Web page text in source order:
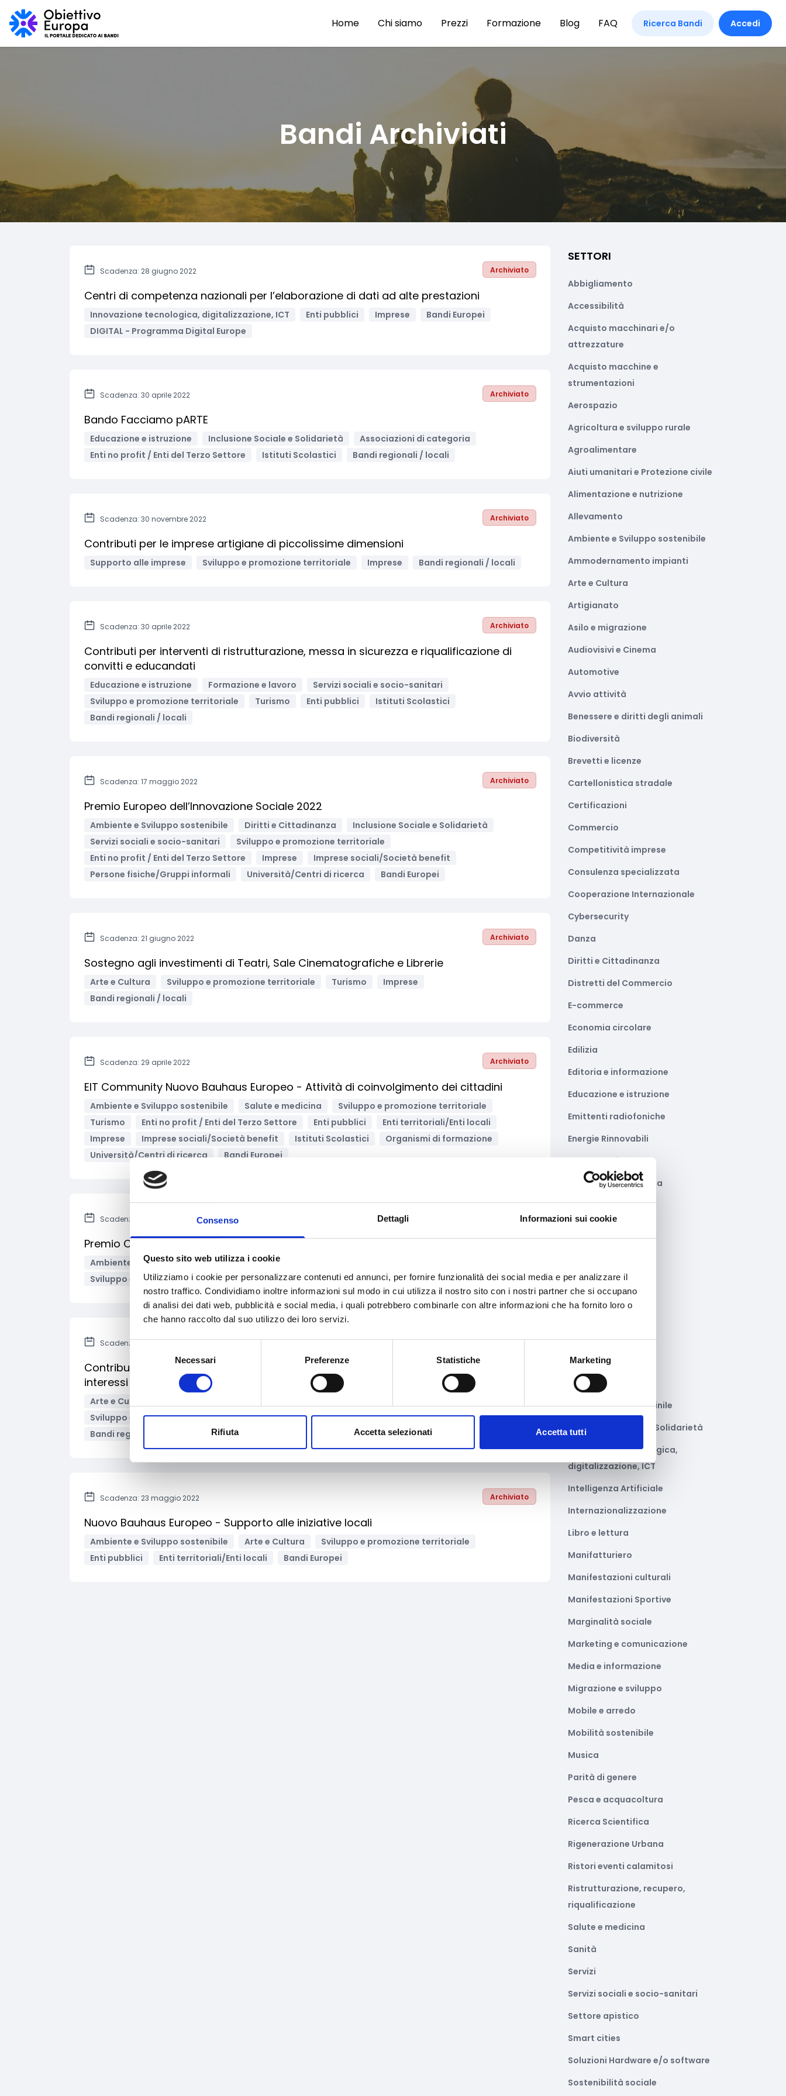
Consenso Dettagli Informazioni sui cookie
Questo sito web utilizza i cookie
Utilizziamo i cookie per personalizzare contenuti ed annunci, per fornire funzionalità dei social media e per analizzare il
nostro traffico. Condividiamo inoltre informazioni sul modo in cui utilizza il nostro sito con i nostri partner che si occupano
di analisi dei dati web, pubblicità e social media, i quali potrebbero combinarle con altre informazioni che ha fornito loro o
che hanno raccolto dal suo utilizzo dei loro servizi.
Selezione
Necessari Preferenze Statistiche Marketing
Rifiuta Accetta selezionati Accetta tutti
Home Chi siamo Prezzi Formazione Blog FAQ Ricerca Bandi Accedi
Bandi Archiviati
Scadenza: 28 giugno 2022 Archiviato
Centri di competenza nazionali per l’elaborazione di dati ad alte prestazioni
Innovazione tecnologica, digitalizzazione, ICT Enti pubblici Imprese
Bandi Europei
DIGITAL - Programma Digital Europe
Scadenza: 30 aprile 2022 Archiviato
Bando Facciamo pARTE
Educazione e istruzione Inclusione Sociale e Solidarietà
Associazioni di categoria
Enti no profit / Enti del Terzo Settore
Istituti Scolastici Bandi regionali / locali
Scadenza: 30 novembre 2022 Archiviato
Contributi per le imprese artigiane di piccolissime dimensioni
Supporto alle imprese Sviluppo e promozione territoriale Imprese Bandi regionali / locali
Scadenza: 30 aprile 2022 Archiviato
Contributi per interventi di ristrutturazione, messa in sicurezza e riqualificazione di
convitti e educandati
Educazione e istruzione Formazione e lavoro
Servizi sociali e socio-sanitari
Sviluppo e promozione territoriale
Turismo Enti pubblici
Istituti Scolastici
Bandi regionali / locali
Scadenza: 17 maggio 2022 Archiviato
Premio Europeo dell’Innovazione Sociale 2022
Ambiente e Sviluppo sostenibile Diritti e Cittadinanza
Inclusione Sociale e Solidarietà
Servizi sociali e socio-sanitari
Sviluppo e promozione territoriale
Enti no profit / Enti del Terzo Settore
Imprese
Imprese sociali/Società benefit
Persone fisiche/Gruppi informali
Università/Centri di ricerca Bandi Europei
Scadenza: 21 giugno 2022 Archiviato
Sostegno agli investimenti di Teatri, Sale Cinematografiche e Librerie
Arte e Cultura Sviluppo e promozione territoriale Turismo
Imprese
Bandi regionali / locali
Scadenza: 29 aprile 2022 Archiviato
EIT Community Nuovo Bauhaus Europeo - Attività di coinvolgimento dei cittadini
Ambiente e Sviluppo sostenibile Salute e medicina
Sviluppo e promozione territoriale
Turismo
Enti no profit / Enti del Terzo Settore Enti pubblici
Enti territoriali/Enti locali
Imprese
Imprese sociali/Società benefit Istituti Scolastici
Organismi di formazione
Università/Centri di ricerca
Bandi Europei
Scadenza: 1 giugno 2022 Archiviato
Premio Capitali Europee del Turismo Smart 2022
Ambiente e Sviluppo sostenibile Arte e Cultura
Sviluppo e promozione territoriale
Turismo Enti territoriali/Enti locali Bandi Europei
Scadenza: 30 aprile 2022 Archiviato
Contributi per associazioni di categoria e soggetti di diritto privato portatori di
interessi collettivi delle imprese delle province di Chieti e di Pescara
Arte e Cultura
Sviluppo e promozione territoriale
Turismo Associazioni di categoria
Imprese
Bandi regionali / locali
Scadenza: 23 maggio 2022 Archiviato
Nuovo Bauhaus Europeo - Supporto alle iniziative locali
Ambiente e Sviluppo sostenibile Arte e Cultura
Sviluppo e promozione territoriale
Enti pubblici
Enti territoriali/Enti locali Bandi Europei
SETTORI
Abbigliamento
Accessibilità
Acquisto macchinari e/o
attrezzature
Acquisto macchine e
strumentazioni
Aerospazio
Agricoltura e sviluppo rurale
Agroalimentare
Aiuti umanitari e Protezione civile
Alimentazione e nutrizione
Allevamento
Ambiente e Sviluppo sostenibile
Ammodernamento impianti
Arte e Cultura
Artigianato
Asilo e migrazione
Audiovisivi e Cinema
Automotive
Avvio attività
Benessere e diritti degli animali
Biodiversità
Brevetti e licenze
Cartellonistica stradale
Certificazioni
Commercio
Competitività imprese
Consulenza specializzata
Cooperazione Internazionale
Cybersecurity
Danza
Diritti e Cittadinanza
Distretti del Commercio
E-commerce
Economia circolare
Edilizia
Editoria e informazione
Educazione e istruzione
Emittenti radiofoniche
Energie Rinnovabili
Farmaceutico
Farmacia e/o chimica
Fashion
Formazione e lavoro
Fotovoltaico
Giustizia e sicurezza
Green economy
Impianti sportivi
Imprenditoria femminile
Inclusione Sociale e Solidarietà
Innovazione tecnologica,
digitalizzazione, ICT
Intelligenza Artificiale
Internazionalizzazione
Libro e lettura
Manifatturiero
Manifestazioni culturali
Manifestazioni Sportive
Marginalità sociale
Marketing e comunicazione
Media e informazione
Migrazione e sviluppo
Mobile e arredo
Mobilità sostenibile
Musica
Parità di genere
Pesca e acquacoltura
Ricerca Scientifica
Rigenerazione Urbana
Ristori eventi calamitosi
Ristrutturazione, recupero,
riqualificazione
Salute e medicina
Sanità
Servizi
Servizi sociali e socio-sanitari
Settore apistico
Smart cities
Soluzioni Hardware e/o software
Sostenibilità sociale